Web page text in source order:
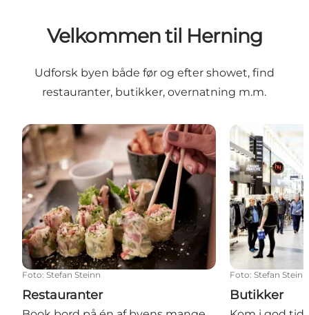
Velkommen til Herning
Udforsk byen både før og efter showet, find
restauranter, butikker, overnatning m.m.
Restauranter
Foto: Stefan Steinn
Restauranter
Butikker
Foto: Stefan Steinn
Butikker